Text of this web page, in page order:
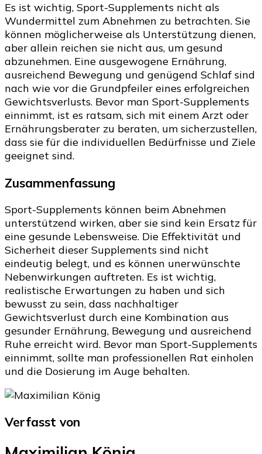
Es ist wichtig, Sport-Supplements nicht als
Wundermittel zum Abnehmen zu betrachten. Sie
können möglicherweise als Unterstützung dienen,
aber allein reichen sie nicht aus, um gesund
abzunehmen. Eine ausgewogene Ernährung,
ausreichend Bewegung und genügend Schlaf sind
nach wie vor die Grundpfeiler eines erfolgreichen
Gewichtsverlusts. Bevor man Sport-Supplements
einnimmt, ist es ratsam, sich mit einem Arzt oder
Ernährungsberater zu beraten, um sicherzustellen,
dass sie für die individuellen Bedürfnisse und Ziele
geeignet sind.
Zusammenfassung
Sport-Supplements können beim Abnehmen
unterstützend wirken, aber sie sind kein Ersatz für
eine gesunde Lebensweise. Die Effektivität und
Sicherheit dieser Supplements sind nicht
eindeutig belegt, und es können unerwünschte
Nebenwirkungen auftreten. Es ist wichtig,
realistische Erwartungen zu haben und sich
bewusst zu sein, dass nachhaltiger
Gewichtsverlust durch eine Kombination aus
gesunder Ernährung, Bewegung und ausreichend
Ruhe erreicht wird. Bevor man Sport-Supplements
einnimmt, sollte man professionellen Rat einholen
und die Dosierung im Auge behalten.
Verfasst von